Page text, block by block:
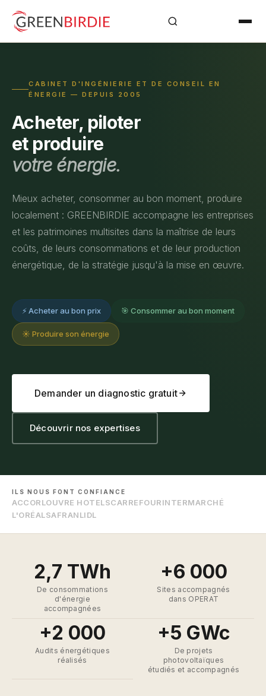
CABINET D'INGÉNIERIE ET DE CONSEIL EN
ÉNERGIE — DEPUIS 2005
Acheter, piloter
et produire
votre énergie.
Mieux acheter, consommer au bon moment, produire
localement : GREENBIRDIE accompagne les entreprises
et les patrimoines multisites dans la maîtrise de leurs
coûts, de leurs consommations et de leur production
énergétique, de la stratégie jusqu'à la mise en œuvre.
⚡ Acheter au bon prix 🎯 Consommer au bon moment
☀️ Produire son énergie
Demander un diagnostic gratuit
Découvrir nos expertises
ILS NOUS FONT CONFIANCE
ACCORLOUVRE HOTELSCARREFOURINTERMARCHÉ
L'ORÉALSAFRANLIDL
2,7 TWh
De consommations
d'énergie
accompagnées
+6 000
Sites accompagnés
dans OPERAT
+2 000
Audits énergétiques
réalisés
+5 GWc
De projets
photovoltaïques
étudiés et accompagnés